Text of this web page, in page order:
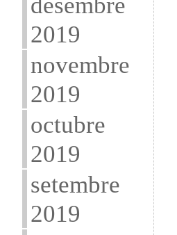
2019
novembre
2019
octubre
2019
setembre
2019